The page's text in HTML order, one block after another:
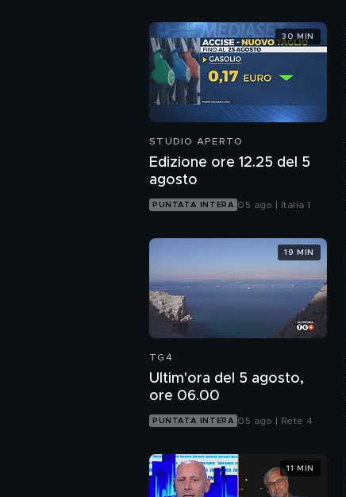
STUDIO APERTO
Edizione ore 12.25 del 5
agosto
PUNTATA INTERA 05 ago | Italia 1
30 MIN
TG4
Ultim'ora del 5 agosto,
ore 06.00
PUNTATA INTERA 05 ago | Rete 4
19 MIN
11 MIN